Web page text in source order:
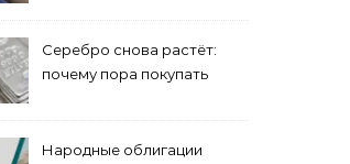
Серебро снова растёт:
почему пора покупать
Народные облигации